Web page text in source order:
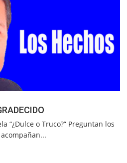
“¿Dulce o Truco?” Preguntan los